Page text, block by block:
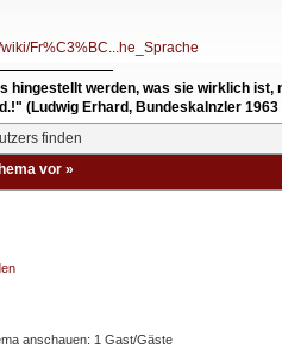
Fr%C3%BC...he_Sprache
hingestellt werden, was sie wirklich
(Ludwig Erhard, Bundeskalnzler 1963
vor »
anschauen: 1 Gast/Gäste